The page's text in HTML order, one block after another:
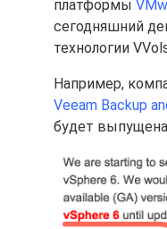
платформы
сегодняшний
технологии
Например,
Veeam Backup
будет